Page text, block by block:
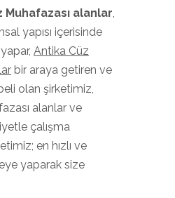
Muhafazası alanlar,
yapısı içerisinde
Antika Cüz
bir araya getiren ve
olan şirketimiz,
alanlar ve
çalışma
en hızlı ve
yaparak size